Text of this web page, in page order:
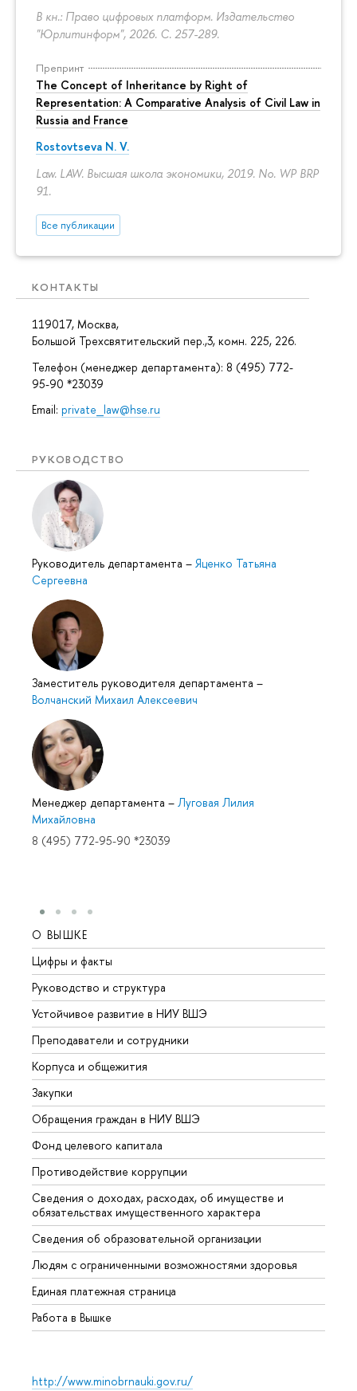
В кн.: Право цифровых платформ. Издательство
"Юрлитинформ", 2026. С. 257-289.
Препринт
The Concept of Inheritance by Right of
Representation: A Comparative Analysis of Civil Law in
Russia and France
Rostovtseva N. V.
Law. LAW. Высшая школа экономики, 2019. No. WP BRP
91.
Все публикации
КОНТАКТЫ
119017, Москва,
Большой Трехсвятительский пер.,3, комн. 225, 226.
Телефон (менеджер департамента): 8 (495) 772-
95-90 *23039
Email: private_law@hse.ru
РУКОВОДСТВО
Руководитель департамента – Яценко Татьяна
Сергеевна
Заместитель руководителя департамента –
Волчанский Михаил Алексеевич
Менеджер департамента – Луговая Лилия
Михайловна
8 (495) 772-95-90 *23039
О ВЫШКЕ
Цифры и факты
Руководство и структура
Устойчивое развитие в НИУ ВШЭ
Преподаватели и сотрудники
Корпуса и общежития
Закупки
Обращения граждан в НИУ ВШЭ
Фонд целевого капитала
Противодействие коррупции
Сведения о доходах, расходах, об имуществе и
обязательствах имущественного характера
Сведения об образовательной организации
Людям с ограниченными возможностями здоровья
Единая платежная страница
Работа в Вышке
http://www.minobrnauki.gov.ru/